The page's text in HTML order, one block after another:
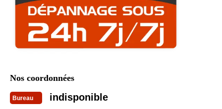
Nos coordonnées
Bureau indisponible